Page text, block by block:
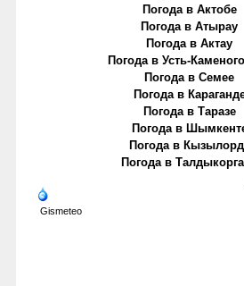
Погода в Актобе
Погода в Атырау
Погода в Актау
Погода в Усть-
Погода в Семее
Погода в
Погода в Таразе
Погода в
Погода в
Погода в
Gismeteo